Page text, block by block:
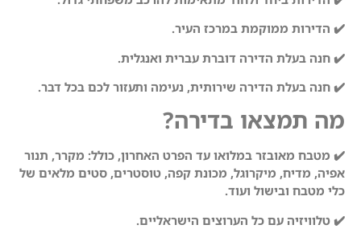
✔️ הדירות ממוקמת במרכז העיר.
✔️ חנה בעלת הדירה דוברת עברית ואנגלית.
✔️ חנה בעלת הדירה שירותית, נעימה ותעזור לכם בכל דבר.
מה תמצאו בדירה?
✔️ מטבח מאובזר במלואו עד הפרט האחרון, כולל: מקרר, תנור
אפיה, מדיח, מיקרוגל, מכונת קפה, טוסטרים, סטים מלאים של
כלי מטבח ובישול ועוד.
✔️ טלוויזיה עם כל הערוצים הישראליים.